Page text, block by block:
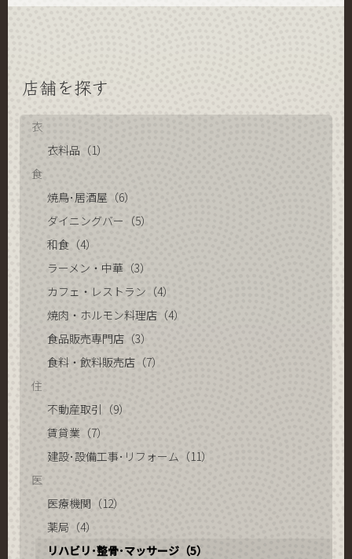
店舗を探す
衣
衣料品（1）
食
焼鳥･居酒屋（6）
ダイニングバー（5）
和食（4）
ラーメン・中華（3）
カフェ・レストラン（4）
焼肉・ホルモン料理店（4）
食品販売専門店（3）
食料・飲料販売店（7）
住
不動産取引（9）
賃貸業（7）
建設･設備工事･リフォーム（11）
医
医療機関（12）
薬局（4）
リハビリ･整骨･マッサージ（5）